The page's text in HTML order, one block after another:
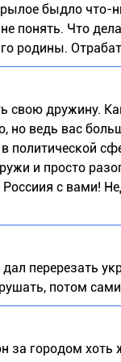
быдло что-
понять. Что
родины.
дружину.
но ведь вас
и просто
с вами!
перерезать
потом
городом хоть